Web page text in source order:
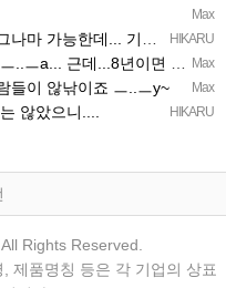
Max
HIKARU
대적인 거고, 개인 편차가 심해서...…
Max
만큼 나이가 먹었단거니... 자연스런 …
Max
들이 않낚이죠 ㅡ..ㅡy~
HIKARU
않았으니....
Rights Reserved.
제품명칭 등은 각 기업의 상표